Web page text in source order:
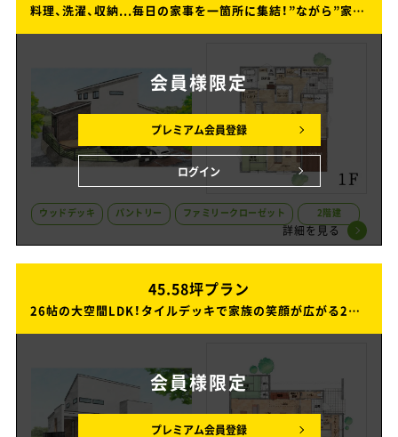
料理、洗濯、収納...毎日の家事を一箇所に集結！”ながら”家事ができる家事ラクな平屋の家
ウッドデッキ パントリー ファミリークローゼット 2階建
詳細を見る
料理、洗濯、収納...毎日の家事を一箇所に集結！”ながら”家事ができる家事ラクな平屋の家
会員様限定
プレミアム会員登録
ログイン
45.58坪プラン
26帖の大空間LDK！タイルデッキで家族の笑顔が広がる2階建ての家
45.58坪プラン
26帖の大空間LDK！タイルデッキで家族の笑顔が広がる2階建ての家
会員様限定
プレミアム会員登録